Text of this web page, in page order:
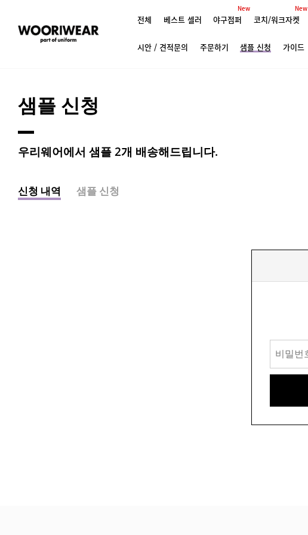
전체 베스트 셀러 야구점퍼
New
코치/워크자켓
New
시안 / 견적문의 주문하기 샘플 신청 가이드
샘플 신청
우리웨어에서 샘플 2개 배송해드립니다.
신청 내역 샘플 신청